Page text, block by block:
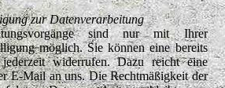
zur Datenverarbeitung
sind nur mit Ihrer
möglich. Sie können eine bereits
widerrufen. Dazu reicht eine
E-Mail an uns. Die Rechtmäßigkeit der